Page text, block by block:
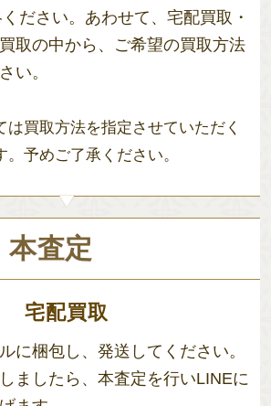
ださい。あわせて、宅配買取・
取の中から、ご希望の買取方法
い。
買取方法を指定させていただく
予めご了承ください。
本査定
宅配買取
に梱包し、発送してください。
ましたら、本査定を行いLINEに